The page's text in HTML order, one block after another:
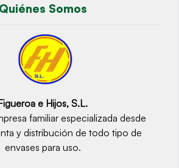
Quiénes Somos
e Hijos, S.L.
familiar especializada desde
y distribución de todo tipo de
envases para uso.